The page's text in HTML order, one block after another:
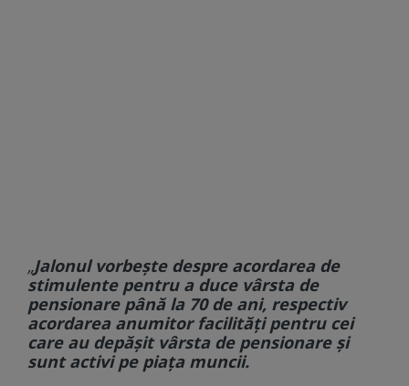
„Jalonul vorbeşte despre acordarea de
stimulente pentru a duce vârsta de
pensionare până la 70 de ani, respectiv
acordarea anumitor facilităţi pentru cei
care au depăşit vârsta de pensionare şi
sunt activi pe piaţa muncii.